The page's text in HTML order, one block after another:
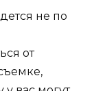
не по
от